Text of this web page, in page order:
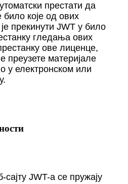
престати да
које од ових
прекинути JWT у било
гледања ових
ове лиценце,
преузете материјале
у електронском или
JWT-а се пружају